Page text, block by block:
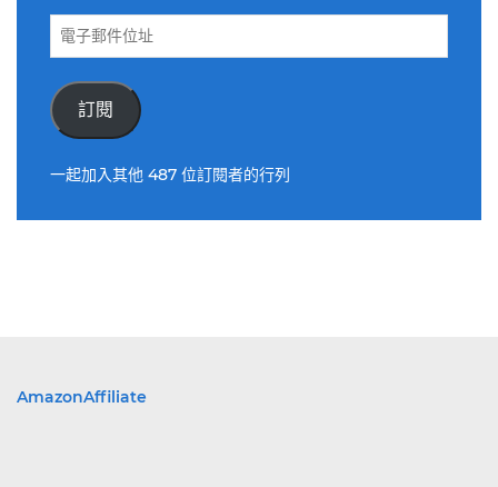
電
件
位
訂閱
一起加入其他 487 位訂閱者的行列
AmazonAffiliate